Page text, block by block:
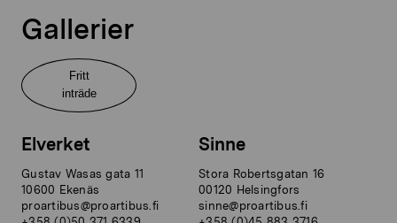
Gallerier
Fritt
inträde
Elverket
Gustav Wasas gata 11
10600 Ekenäs
proartibus@proartibus.fi
Sinne
Stora Robertsgatan 16
00120 Helsingfors
sinne@proartibus.fi